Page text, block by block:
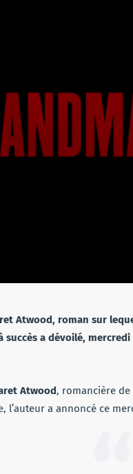
Atwood, roman sur
succès a dévoilé,
Atwood, romancière de
l’auteur a annoncé ce